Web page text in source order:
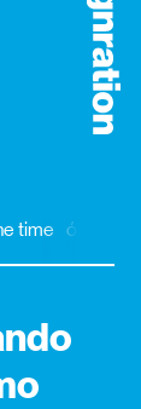
time órbita